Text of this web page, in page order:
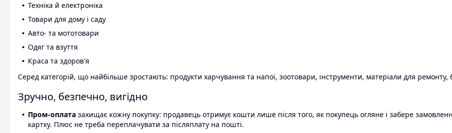
Техніка й електроніка
Товари для дому і саду
Авто- та мототовари
Одяг та взуття
Краса та здоров'я
Серед категорій, що найбільше зростають: продукти харчування та напої, зоотовари, інструменти, матеріали для ремонту,
Зручно, безпечно, вигідно
Пром-оплата захищає кожну покупку: продавець отримує кошти лише після того, як покупець огляне і забере
картку. Плюс не треба переплачувати за післяплату на пошті.